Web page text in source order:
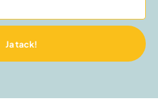
Ja tack!